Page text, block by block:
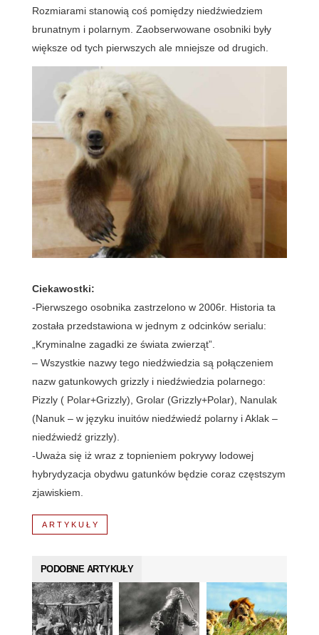
Rozmiarami stanowią coś pomiędzy niedźwiedziem
brunatnym i polarnym. Zaobserwowane osobniki były
większe od tych pierwszych ale mniejsze od drugich.
Ciekawostki:
-Pierwszego osobnika zastrzelono w 2006r. Historia ta
została przedstawiona w jednym z odcinków serialu:
„Kryminalne zagadki ze świata zwierząt”.
– Wszystkie nazwy tego niedźwiedzia są połączeniem
nazw gatunkowych grizzly i niedźwiedzia polarnego:
Pizzly ( Polar+Grizzly), Grolar (Grizzly+Polar), Nanulak
(Nanuk – w języku inuitów niedźwiedź polarny i Aklak –
niedźwiedź grizzly).
-Uważa się iż wraz z topnieniem pokrywy lodowej
hybrydyzacja obydwu gatunków będzie coraz częstszym
zjawiskiem.
ARTYKUŁY
PODOBNE ARTYKUŁY